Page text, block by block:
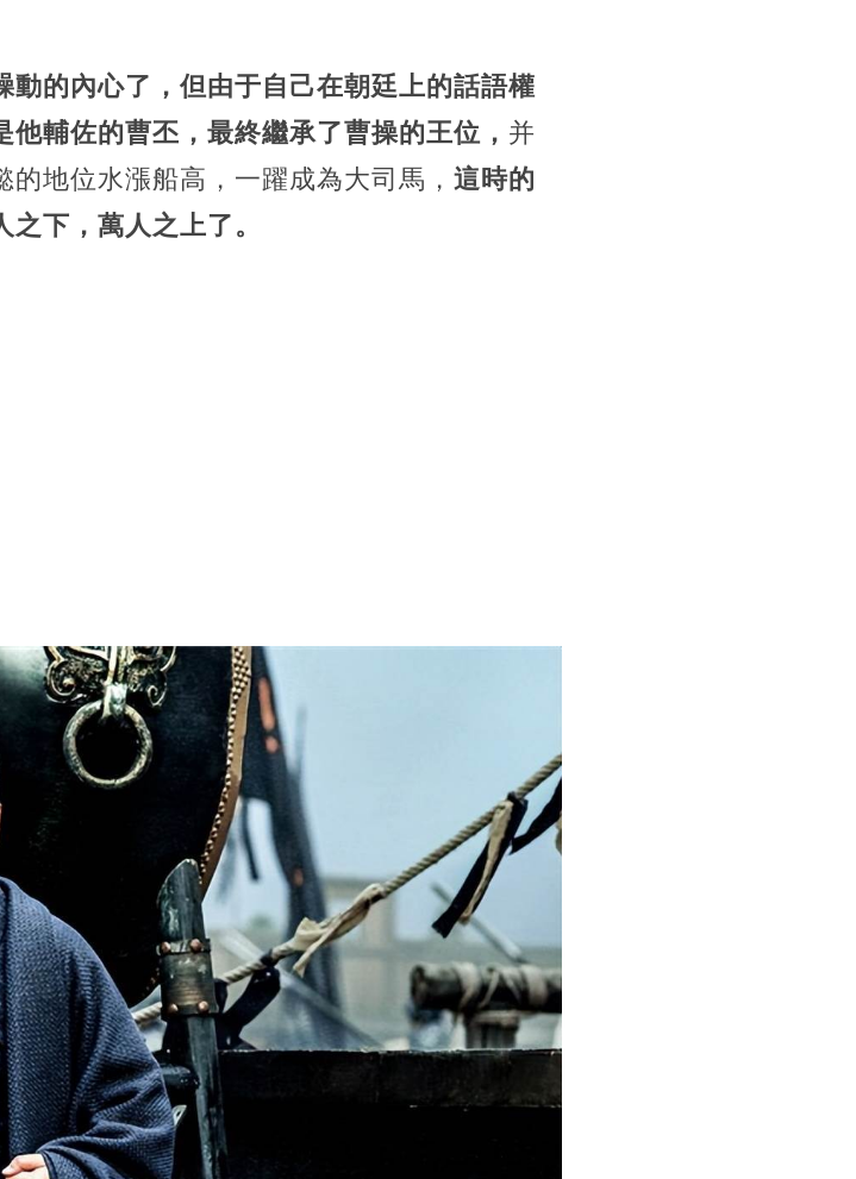
的內心了，但由于自己在朝廷上的話語權
輔佐的曹丕，最終繼承了曹操的王位， 并
地位水漲船高，一躍成為大司馬， 這時的
下，萬人之上了。